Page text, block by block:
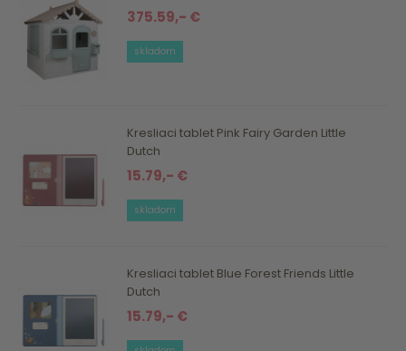
375.59,- €
skladom
Kresliaci tablet Pink Fairy Garden Little
Dutch
15.79,- €
skladom
Kresliaci tablet Blue Forest Friends Little
Dutch
15.79,- €